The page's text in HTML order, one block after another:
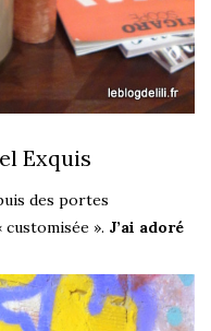
Exquis
des portes
». J’ai adoré